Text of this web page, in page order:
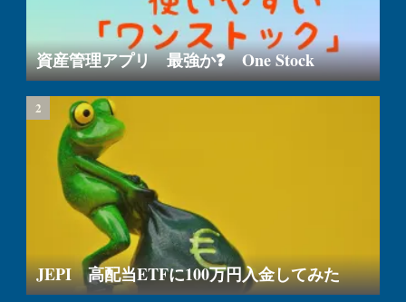
資産管理アプリ 最強か❓ One Stock
JEPI 高配当ETFに100万円入金してみた